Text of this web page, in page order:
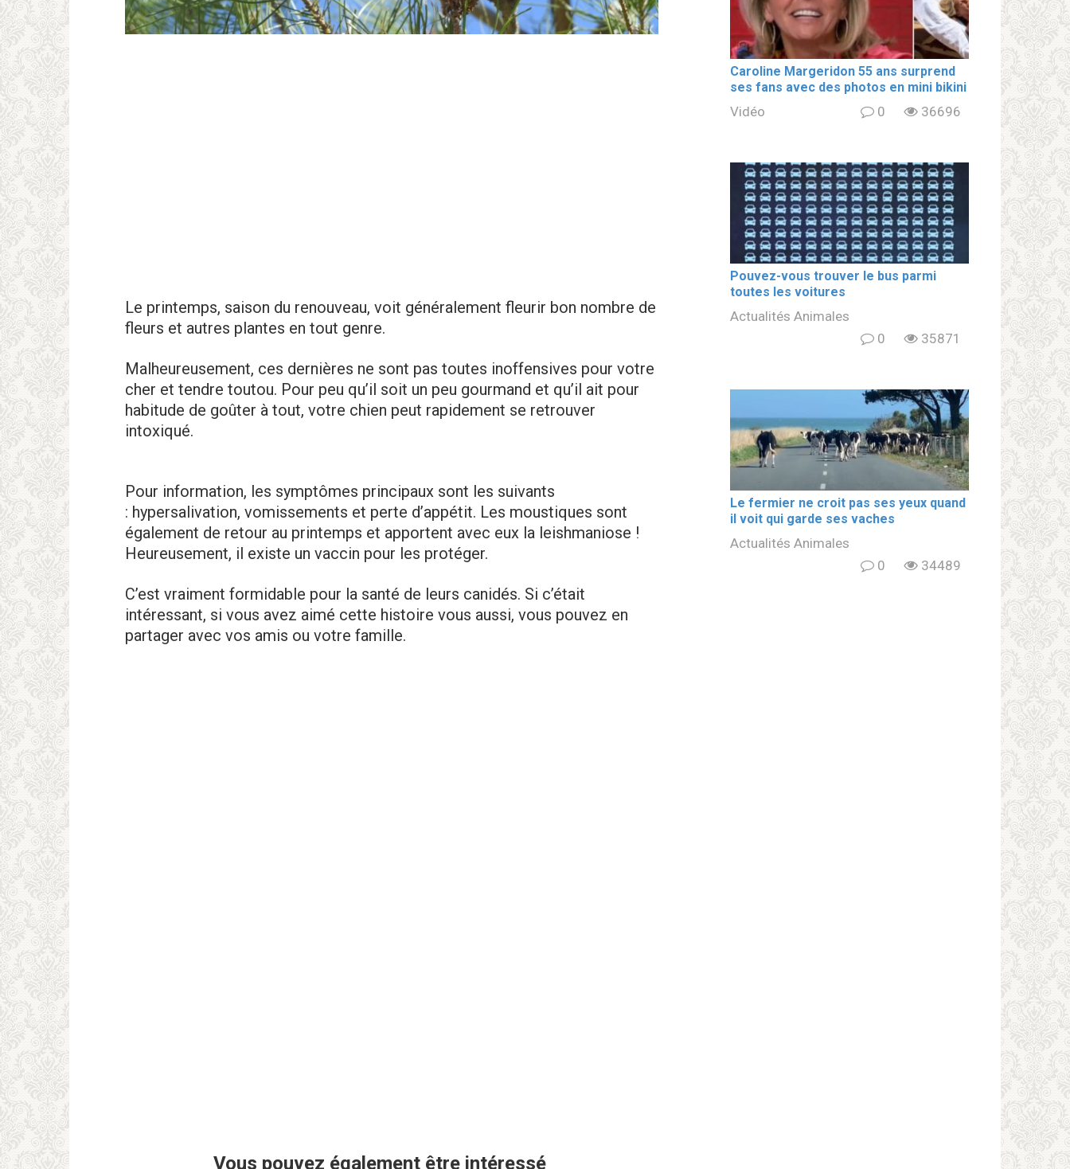
Le printemps, saison du renouveau, voit généralement fleurir bon nombre de
fleurs et autres plantes en tout genre.
Malheureusement, ces dernières ne sont pas toutes inoffensives pour votre
cher et tendre toutou. Pour peu qu’il soit un peu gourmand et qu’il ait pour
habitude de goûter à tout, votre chien peut rapidement se retrouver
intoxiqué.
Pour information, les symptômes principaux sont les suivants
: hypersalivation, vomissements et perte d’appétit. Les moustiques sont
également de retour au printemps et apportent avec eux la leishmaniose !
Heureusement, il existe un vaccin pour les protéger.
C’est vraiment formidable pour la santé de leurs canidés. Si c’était
intéressant, si vous avez aimé cette histoire vous aussi, vous pouvez en
partager avec vos amis ou votre famille.
Vous pouvez également être intéressé
Caroline Margeridon 55 ans surprend
ses fans avec des photos en mini bikini
Vidéo 0 36696
Pouvez-vous trouver le bus parmi
toutes les voitures
Actualités Animales
0
35871
Le fermier ne croit pas ses yeux quand
il voit qui garde ses vaches
Actualités Animales
0
34489